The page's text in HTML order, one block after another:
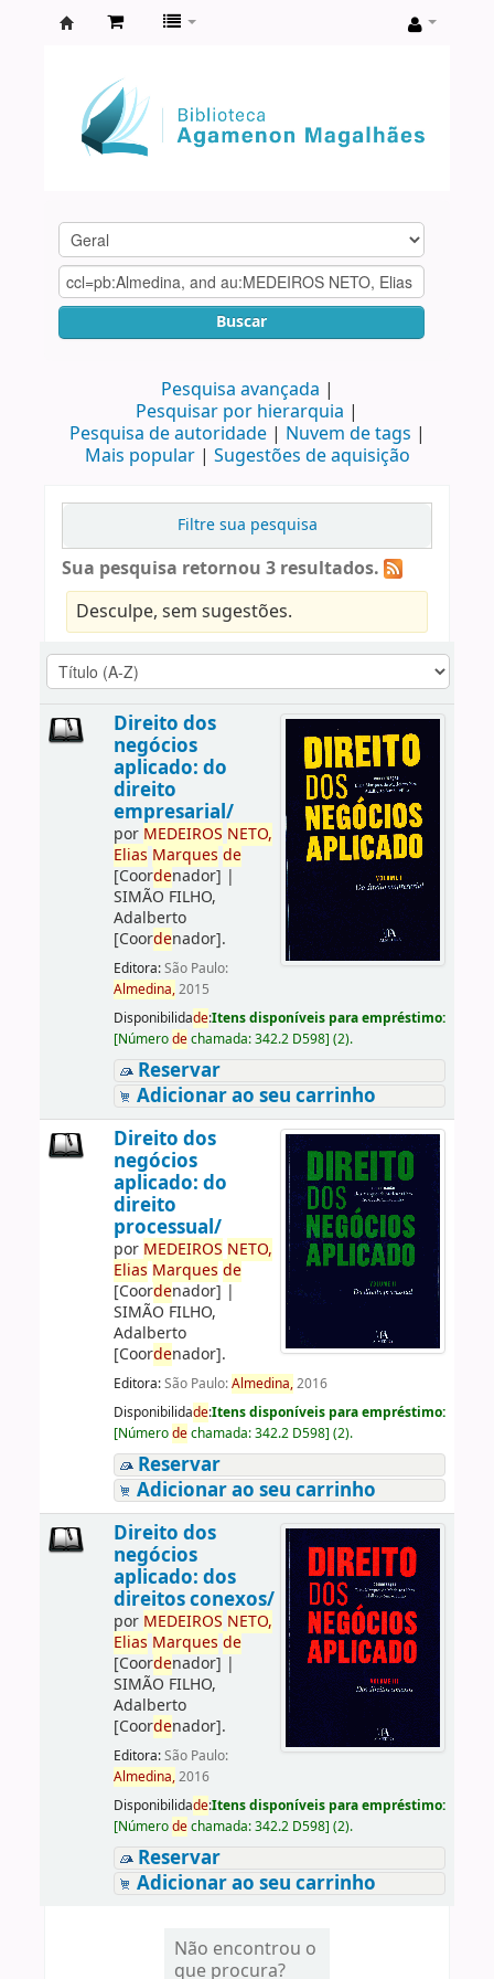
Agamenon
Magalhães
Buscar
Pesquisa avançada
Pesquisar por hierarquia
Pesquisa de autoridade
Nuvem de tags
Mais popular
Sugestões de aquisição
Filtre sua pesquisa
Sua pesquisa retornou 3 resultados.
Desculpe, sem sugestões.
Direito dos
negócios
aplicado: do
direito
empresarial/
por MEDEIROS NETO,
Elias Marques de
[Coordenador] |
SIMÃO FILHO,
Adalberto
[Coordenador].
Editora:São Paulo:
Almedina,2015
Disponibilidade:Itens disponíveis para empréstimo:
[Númerodechamada:342.2 D598] (2).
Reservar
Adicionar ao seu carrinho
Direito dos
negócios
aplicado: do
direito
processual/
por MEDEIROS NETO,
Elias Marques de
[Coordenador] |
SIMÃO FILHO,
Adalberto
[Coordenador].
Editora:São Paulo:Almedina,2016
Disponibilidade:Itens disponíveis para empréstimo:
[Númerodechamada:342.2 D598] (2).
Reservar
Adicionar ao seu carrinho
Direito dos
negócios
aplicado: dos
direitos conexos/
por MEDEIROS NETO,
Elias Marques de
[Coordenador] |
SIMÃO FILHO,
Adalberto
[Coordenador].
Editora:São Paulo:
Almedina,2016
Disponibilidade:Itens disponíveis para empréstimo:
[Númerodechamada:342.2 D598] (2).
Reservar
Adicionar ao seu carrinho
Não encontrou o
que procura?